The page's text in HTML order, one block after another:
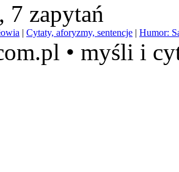
7 zapytań
| Cytaty, aforyzmy, sentencje | Humor:
• myśli i